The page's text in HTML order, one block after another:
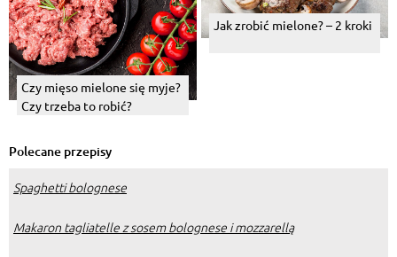
Czy mięso mielone się myje?
Czy trzeba to robić?
Jak zrobić mielone? – 2 kroki
Polecane przepisy
Spaghetti bolognese
Makaron tagliatelle z sosem bolognese i mozzarellą